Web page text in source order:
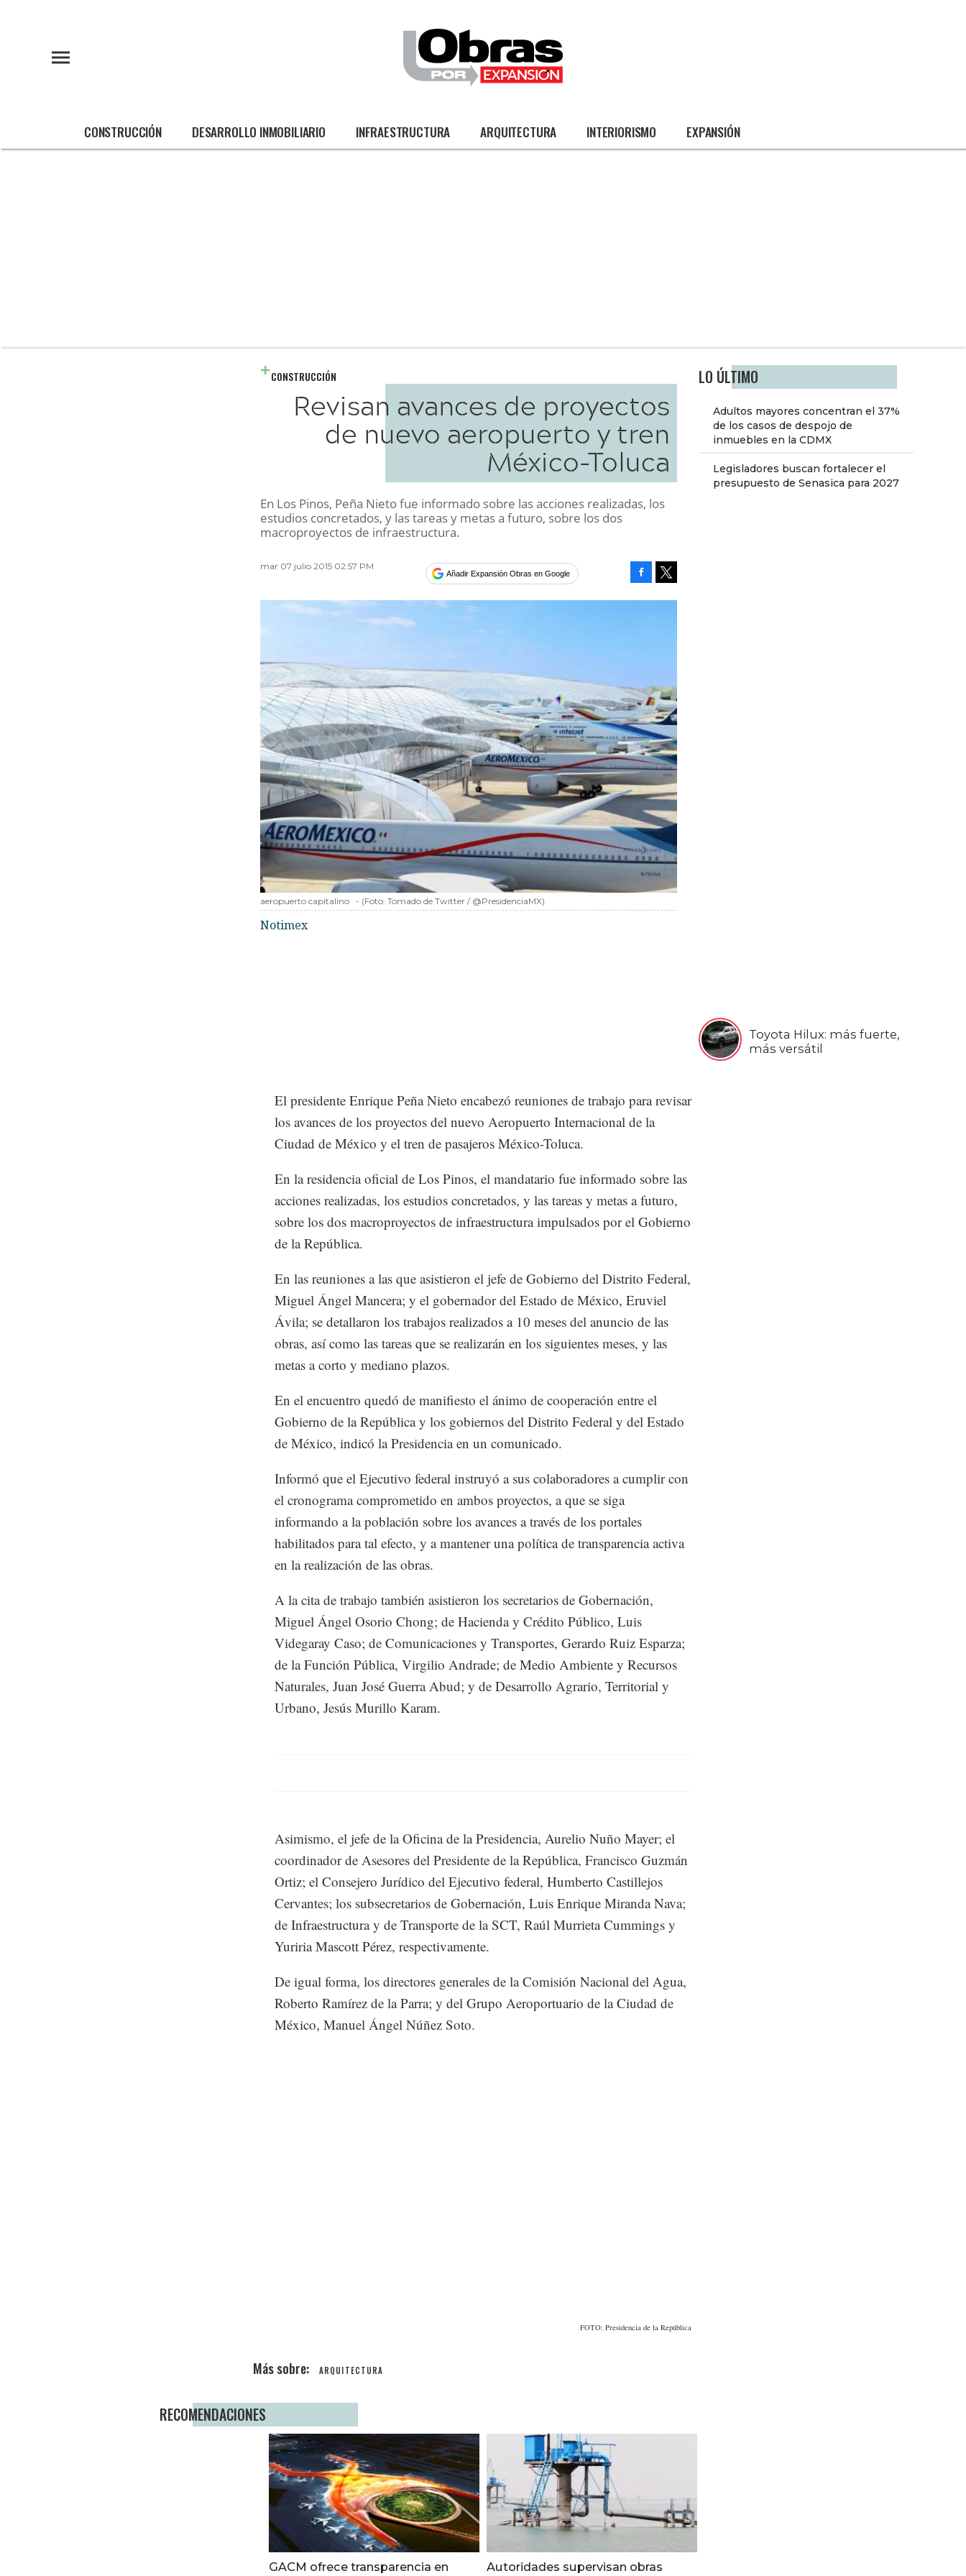
CONSTRUCCIÓN DESARROLLO INMOBILIARIO INFRAESTRUCTURA ARQUITECTURA INTERIORISMO EXPANSIÓN
LO ÚLTIMO
Adultos mayores concentran el 37%
de los casos de despojo de
inmuebles en la CDMX
Legisladores buscan fortalecer el
presupuesto de Senasica para 2027
Toyota Hilux: más fuerte,
más versátil
CONSTRUCCIÓN
Revisan avances de proyectos
de nuevo aeropuerto y tren
México-Toluca
En Los Pinos, Peña Nieto fue informado sobre las acciones realizadas, los
estudios concretados, y las tareas y metas a futuro, sobre los dos
macroproyectos de infraestructura.
mar 07 julio 2015 02:57 PM
Añadir Expansión Obras en Google
aeropuerto capitalino - (Foto: Tomado de Twitter / @PresidenciaMX)
Notimex
El presidente Enrique Peña Nieto encabezó reuniones de trabajo para revisar
los avances de los proyectos del nuevo Aeropuerto Internacional de la
Ciudad de México y el tren de pasajeros México-Toluca.
En la residencia oficial de Los Pinos, el mandatario fue informado sobre las
acciones realizadas, los estudios concretados, y las tareas y metas a futuro,
sobre los dos macroproyectos de infraestructura impulsados por el Gobierno
de la República.
En las reuniones a las que asistieron el jefe de Gobierno del Distrito Federal,
Miguel Ángel Mancera; y el gobernador del Estado de México, Eruviel
Ávila; se detallaron los trabajos realizados a 10 meses del anuncio de las
obras, así como las tareas que se realizarán en los siguientes meses, y las
metas a corto y mediano plazos.
En el encuentro quedó de manifiesto el ánimo de cooperación entre el
Gobierno de la República y los gobiernos del Distrito Federal y del Estado
de México, indicó la Presidencia en un comunicado.
Informó que el Ejecutivo federal instruyó a sus colaboradores a cumplir con
el cronograma comprometido en ambos proyectos, a que se siga
informando a la población sobre los avances a través de los portales
habilitados para tal efecto, y a mantener una política de transparencia activa
en la realización de las obras.
A la cita de trabajo también asistieron los secretarios de Gobernación,
Miguel Ángel Osorio Chong; de Hacienda y Crédito Público, Luis
Videgaray Caso; de Comunicaciones y Transportes, Gerardo Ruiz Esparza;
de la Función Pública, Virgilio Andrade; de Medio Ambiente y Recursos
Naturales, Juan José Guerra Abud; y de Desarrollo Agrario, Territorial y
Urbano, Jesús Murillo Karam.
Asimismo, el jefe de la Oficina de la Presidencia, Aurelio Nuño Mayer; el
coordinador de Asesores del Presidente de la República, Francisco Guzmán
Ortiz; el Consejero Jurídico del Ejecutivo federal, Humberto Castillejos
Cervantes; los subsecretarios de Gobernación, Luis Enrique Miranda Nava;
de Infraestructura y de Transporte de la SCT, Raúl Murrieta Cummings y
Yuriria Mascott Pérez, respectivamente.
De igual forma, los directores generales de la Comisión Nacional del Agua,
Roberto Ramírez de la Parra; y del Grupo Aeroportuario de la Ciudad de
México, Manuel Ángel Núñez Soto.
FOTO: Presidencia de la República
ARQUITECTURA
RECOMENDACIONES
GACM ofrece transparencia en
Autoridades supervisan obras